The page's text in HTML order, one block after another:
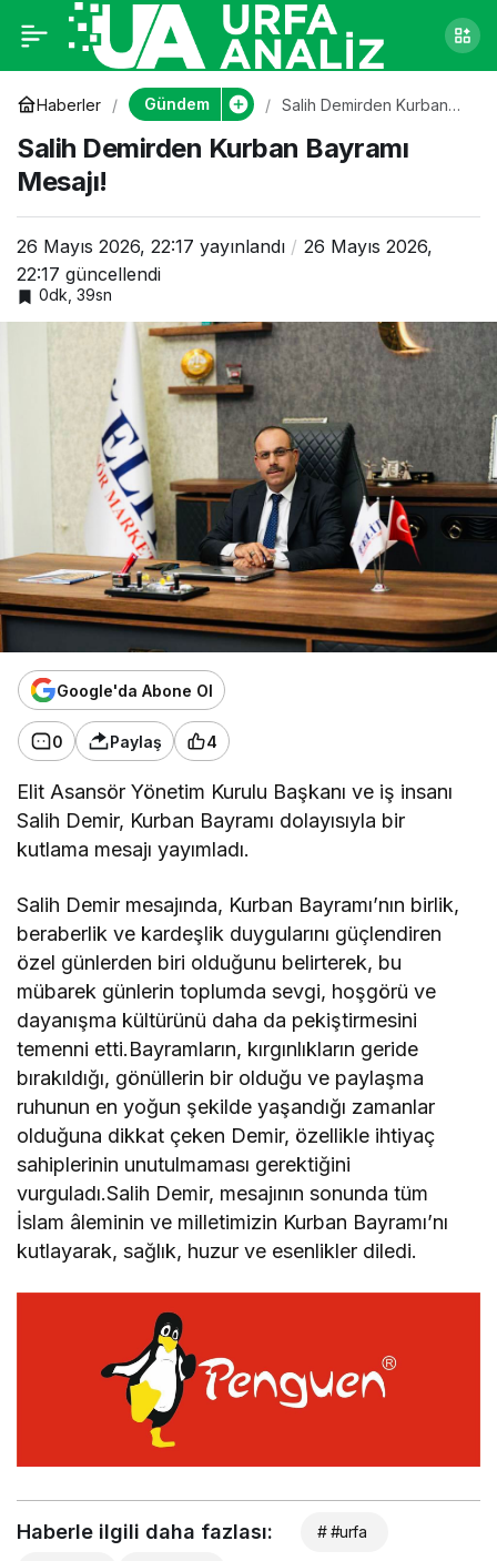
Haberler Gündem
Salih Demirden Kurban
Salih Demirden Kurban Bayramı
Mesajı!
26 Mayıs 2026, 22:17 yayınlandı
26 Mayıs 2026,
22:17 güncellendi
0dk, 39sn
Google'da Abone Ol
0 Paylaş 4
Elit Asansör Yönetim Kurulu Başkanı ve iş insanı
Salih Demir, Kurban Bayramı dolayısıyla bir
kutlama mesajı yayımladı.
Salih Demir mesajında, Kurban Bayramı’nın birlik,
beraberlik ve kardeşlik duygularını güçlendiren
özel günlerden biri olduğunu belirterek, bu
mübarek günlerin toplumda sevgi, hoşgörü ve
dayanışma kültürünü daha da pekiştirmesini
temenni etti.Bayramların, kırgınlıkların geride
bırakıldığı, gönüllerin bir olduğu ve paylaşma
ruhunun en yoğun şekilde yaşandığı zamanlar
olduğuna dikkat çeken Demir, özellikle ihtiyaç
sahiplerinin unutulmaması gerektiğini
vurguladı.Salih Demir, mesajının sonunda tüm
İslam âleminin ve milletimizin Kurban Bayramı’nı
kutlayarak, sağlık, huzur ve esenlikler diledi.
Salih Demirden
Kurban Bayramı
Mesajı!
0
Haberle ilgili daha fazlası: # #urfa